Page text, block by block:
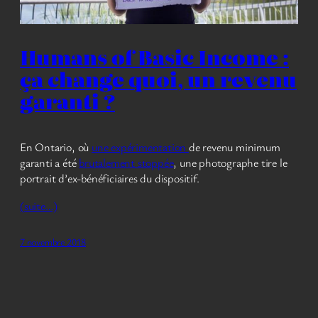
Humans of Basic Income :
ça change quoi, un revenu
garanti ?
En Ontario, où une expérimentationde revenu minimum
garanti a étébrutalement stoppée, une photographe tire le
portrait d’ex-bénéficiaires du dispositif.
(suite…)
7 novembre 2018